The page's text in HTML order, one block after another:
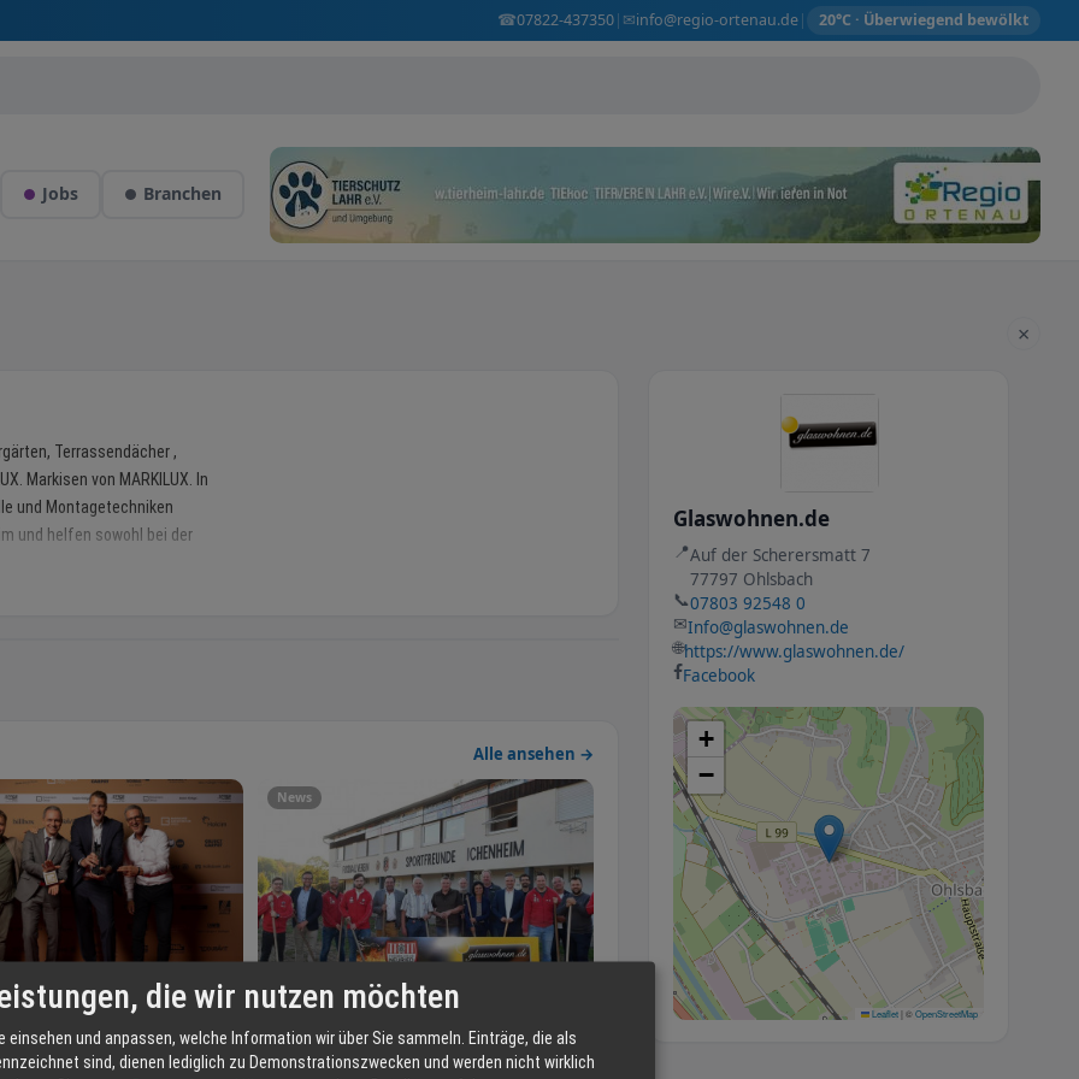
☎07822-437350| ✉info@regio-ortenau.de| 20°C · Überwiegend bewölkt
Jobs Branchen
×
Terrassendächer ,
Markisen von MARKILUX. In
und Montagetechniken
und helfen sowohl bei der
unter +49 (0)7807 9577340
bestückt, sowie die perfekte
Alle ansehen →
2022
News
Spatenstich der Glaswohnen-Arena
17.10.2022
Glaswohnen.de
📍Auf der Scherersmatt 7
77797 Ohlsbach
📞07803 92548 0
✉Info@glaswohnen.de
🌐https://www.glaswohnen.de/
Facebook
+
−
Leaflet|©OpenStreetMap
die wir nutzen möchten
einsehen und anpassen, welche Information wir über Sie sammeln. Einträge, die als
sind, dienen lediglich zu Demonstrationszwecken und werden nicht wirklich